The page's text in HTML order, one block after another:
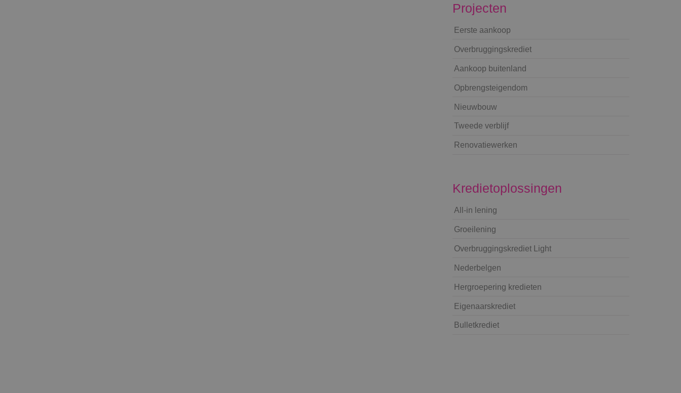
Projecten
Eerste aankoop
Overbruggingskrediet
Aankoop buitenland
Opbrengsteigendom
Nieuwbouw
Tweede verblijf
Renovatiewerken
Kredietoplossingen
All-in lening
Groeilening
Overbruggingskrediet Light
Nederbelgen
Hergroepering kredieten
Eigenaarskrediet
Bulletkrediet